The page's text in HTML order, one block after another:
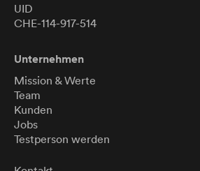
UID
CHE-114-917-514
Unternehmen
Mission & Werte
Team
Kunden
Jobs
Testperson werden